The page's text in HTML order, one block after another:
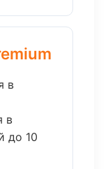
в
в
до 10